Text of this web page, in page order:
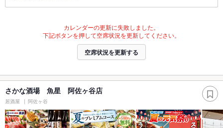
カレンダーの更新に失敗しました。
下記ボタンを押して空席状況を更新してください。
空席状況を更新する
さかな酒場 魚星 阿佐ヶ谷店
居酒屋 阿佐ヶ谷